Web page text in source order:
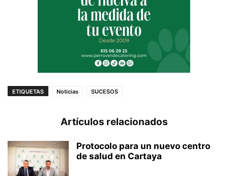
ETIQUETAS Noticias SUCESOS
Artículos relacionados
Protocolo para un nuevo centro
de salud en Cartaya